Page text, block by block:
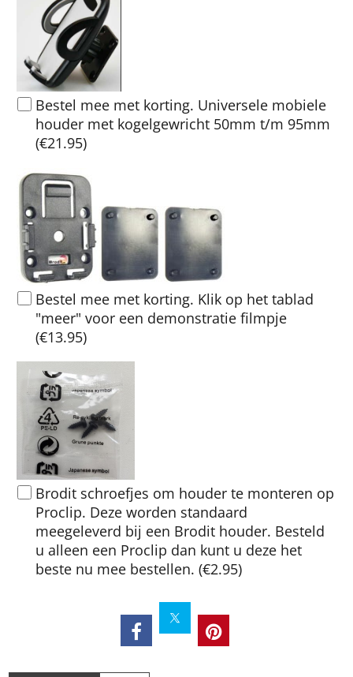
Bestel mee met korting. Universele mobiele
houder met kogelgewricht 50mm t/m 95mm
(€21.95)
Bestel mee met korting. Klik op het tablad
"meer" voor een demonstratie filmpje
(€13.95)
Brodit schroefjes om houder te monteren op
Proclip. Deze worden standaard
meegeleverd bij een Brodit houder. Besteld
u alleen een Proclip dan kunt u deze het
beste nu mee bestellen. (€2.95)